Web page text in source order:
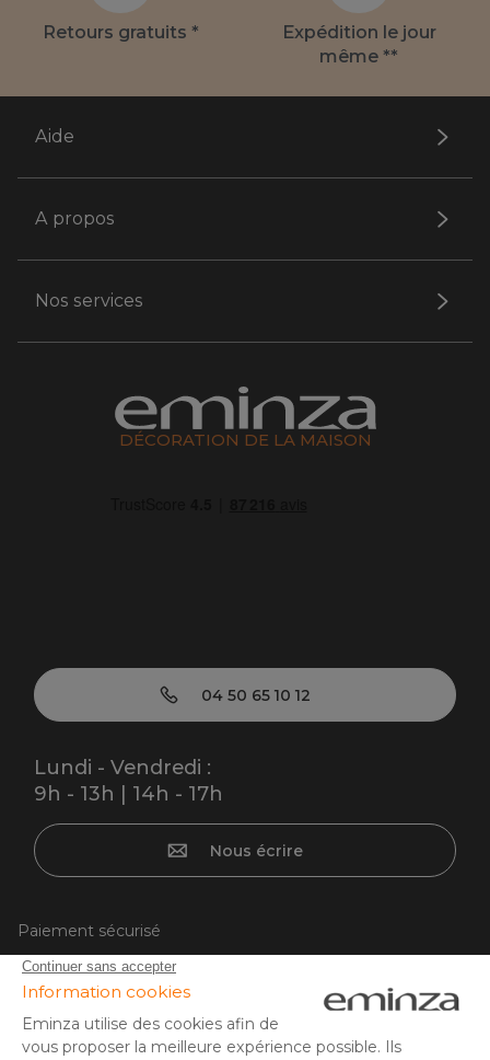
Retours gratuits *
Expédition le jour
même **
Aide
A propos
Nos services
DÉCORATION DE LA MAISON
04 50 65 10 12
Lundi - Vendredi :
9h - 13h | 14h - 17h
Nous écrire
Paiement sécurisé
Carte bancaire, PayPal, virement bancaire, 3x ou 4x par CB